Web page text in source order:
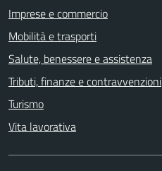
Imprese e commercio
Mobilità e trasporti
Salute, benessere e assistenza
Tributi, finanze e contravvenzioni
Turismo
Vita lavorativa